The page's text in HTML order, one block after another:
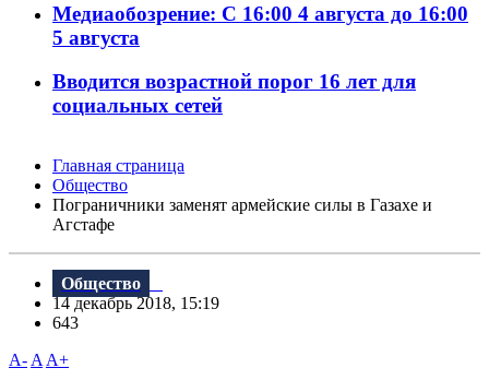
Медиаобозрение: С 16:00 4 августа до 16:00
5 августа
Вводится возрастной порог 16 лет для
социальных сетей
Главная страница
Общество
Пограничники заменят армейские силы в Газахе и
Агстафе
Общество
14 декабрь 2018, 15:19
643
A- A A+